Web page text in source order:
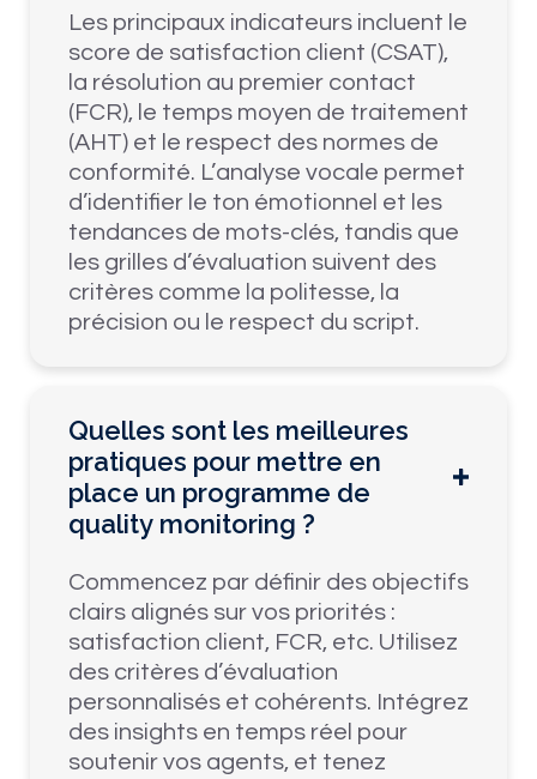
Les principaux indicateurs incluent le
score de satisfaction client (CSAT),
la résolution au premier contact
(FCR), le temps moyen de traitement
(AHT) et le respect des normes de
conformité. L’analyse vocale permet
d’identifier le ton émotionnel et les
tendances de mots-clés, tandis que
les grilles d’évaluation suivent des
critères comme la politesse, la
précision ou le respect du script.
Quelles sont les meilleures
pratiques pour mettre en
place un programme de
quality monitoring ?
Commencez par définir des objectifs
clairs alignés sur vos priorités :
satisfaction client, FCR, etc. Utilisez
des critères d’évaluation
personnalisés et cohérents. Intégrez
des insights en temps réel pour
soutenir vos agents, et tenez